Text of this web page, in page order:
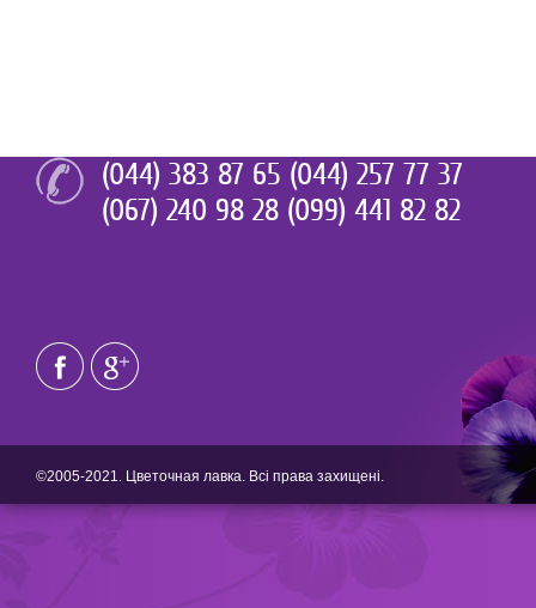
(044) 383 87 65 (044) 257 77 37
(067) 240 98 28 (099) 441 82 82
©2005-2021. Цветочная лавка. Всі права захищені.